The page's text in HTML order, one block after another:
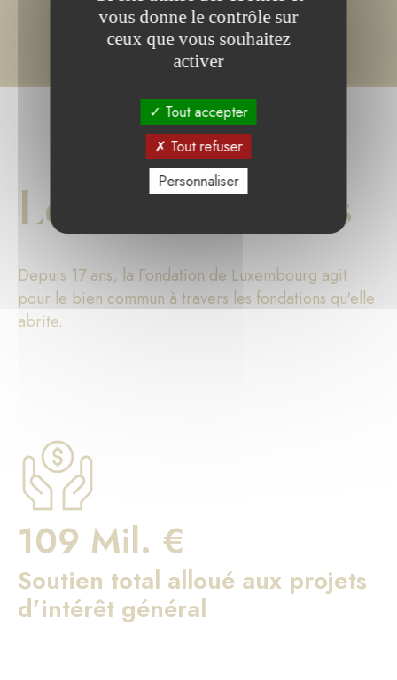
Les chiffres clés
Depuis 17 ans, la Fondation de Luxembourg agit
pour le bien commun à travers les fondations qu'elle
abrite.
109 Mil. €
Soutien total alloué aux projets
d’intérêt général
vous donne le contrôle sur
ceux que vous souhaitez
activer
Tout accepter
Tout refuser
Personnaliser